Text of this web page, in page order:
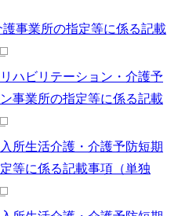
事業所の指定等に係る記載
ハビリテーション・介護予
事業所の指定等に係る記載
所生活介護・介護予防短期
等に係る記載事項（単独